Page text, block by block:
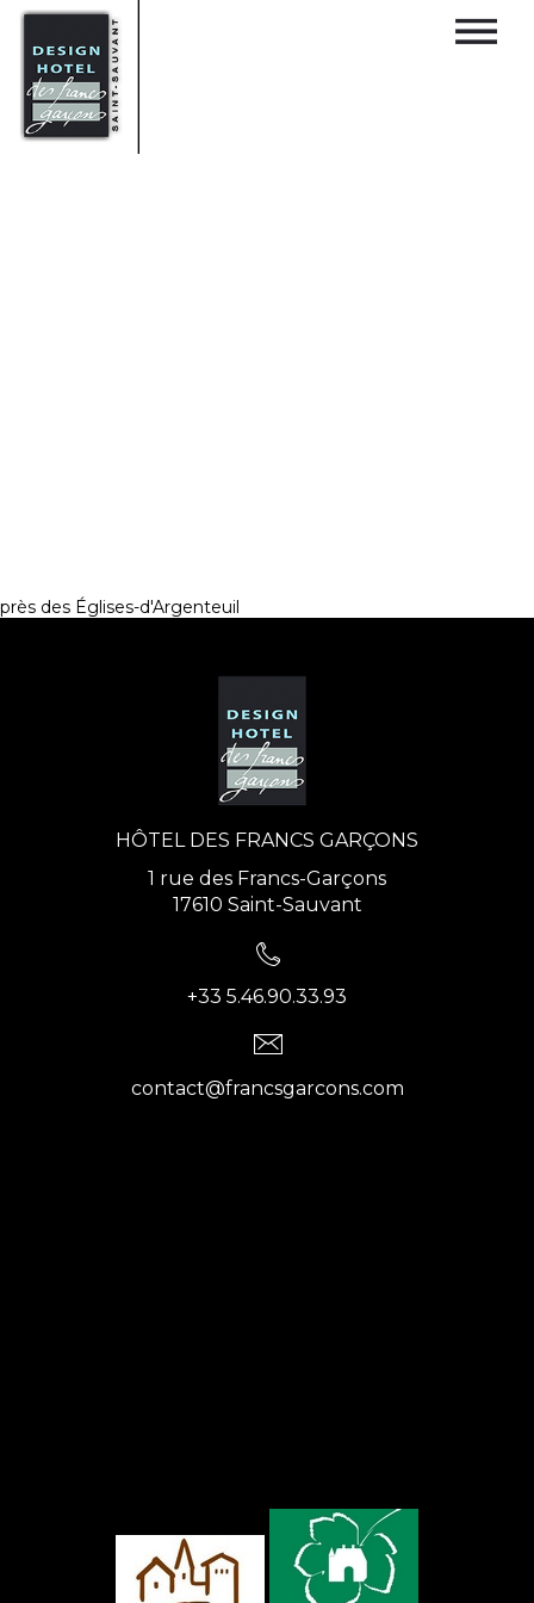
près des Églises-d'Argenteuil
HÔTEL DES FRANCS GARÇONS
1 rue des Francs-Garçons
17610 Saint-Sauvant
+33 5.46.90.33.93
contact@francsgarcons.com